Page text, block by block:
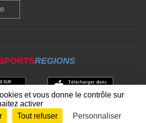
REGIONS
CONNEXION
et vous donne le contrôle sur
activer
Tout refuser Personnaliser